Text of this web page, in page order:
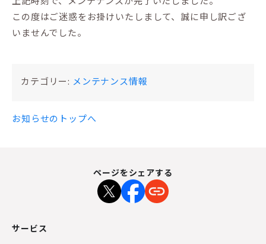
この度はご迷惑をお掛けいたしまして、誠に申し訳ござ
いませんでした。
カテゴリー: メンテナンス情報
お知らせのトップへ
ページをシェアする
サービス